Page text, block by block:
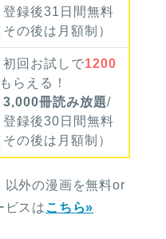
登録後31日間無料
その後は月額制）
初回お試しで1200
もらえる！
3,000冊読み放題/
登録後30日間無料
その後は月額制）
以外の漫画を無料or
ビスは こちら»